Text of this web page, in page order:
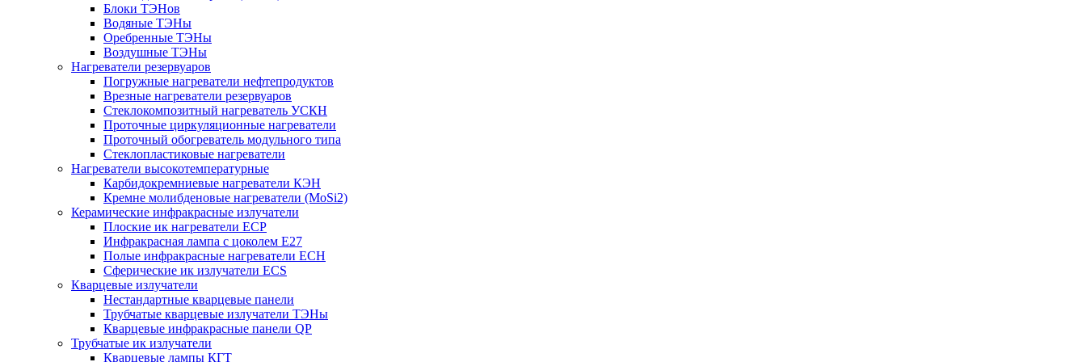
Блоки ТЭНов
Водяные ТЭНы
Оребренные ТЭНы
Воздушные ТЭНы
Нагреватели резервуаров
Погружные нагреватели нефтепродуктов
Врезные нагреватели резервуаров
Стеклокомпозитный нагреватель УСКН
Проточные циркуляционные нагреватели
Проточный обогреватель модульного типа
Стеклопластиковые нагреватели
Нагреватели высокотемпературные
Карбидокремниевые нагреватели КЭН
Кремне молибденовые нагреватели (MoSi2)
Керамические инфракрасные излучатели
Плоские ик нагреватели ECP
Инфракрасная лампа с цоколем E27
Полые инфракрасные нагреватели ECH
Сферические ик излучатели ECS
Кварцевые излучатели
Нестандартные кварцевые панели
Трубчатые кварцевые излучатели ТЭНы
Кварцевые инфракрасные панели QP
Трубчатые ик излучатели
Кварцевые лампы КГТ